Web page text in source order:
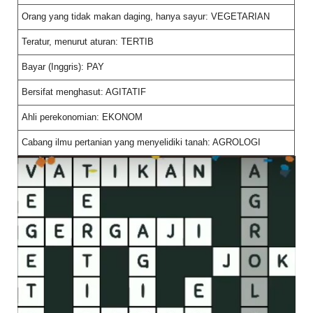
Orang yang tidak makan daging, hanya sayur: VEGETARIAN
Teratur, menurut aturan: TERTIB
Bayar (Inggris): PAY
Bersifat menghasut: AGITATIF
Ahli perekonomian: EKONOM
Cabang ilmu pertanian yang menyelidiki tanah: AGROLOGI